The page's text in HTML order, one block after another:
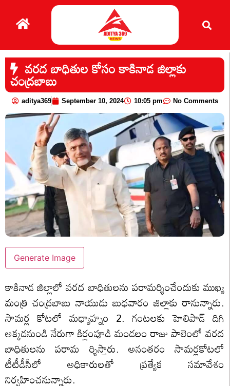
వరద బాధితుల కోసం కాకినాడ జిల్లాకు
చంద్రబాబు
aditya369 September 10, 2024 10:05 pm No Comments
Generate Image
కాకినాడ జిల్లాలో వరద బాధితులను పరామర్శించేందుకు ముఖ్య
మంత్రి చంద్రబాబు నాయుడు బుధవారం జిల్లాకు రానున్నారు.
సామర్ల కోటలో మధ్యాహ్నం 2. గంటలకు హెలిపాడ్ దిగి
అక్కడనుండి నేరుగా కిర్లంపూడి మండలం రాజు పాలెంలో వరద
బాధితులను పరామ ర్శిస్తారు. అనంతరం సామర్లకోటలో
టీటీడీసీలో అధికారులతో ప్రత్యేక సమావేశం
నిర్వహించనున్నారు.